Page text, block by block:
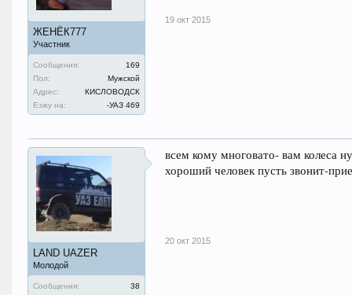
ЖЕНЁК777
Участник
Сообщения:
169
Пол:
Мужской
Адрес:
КИСЛОВОДСК
Езжу на:
-УАЗ 469
19 окт 2015
LAND UAZER
Молодой
Сообщения:
38
всем кому многовато- вам колеса
хороший человек пусть звонит-
20 окт 2015